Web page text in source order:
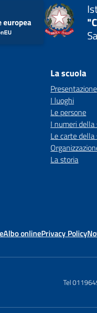
La scuola
Presentazione
I luoghi
Le persone
I numeri della
Le carte della
La storia
Albo onlinePrivacy Policy
Tel